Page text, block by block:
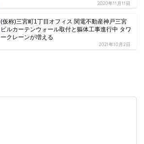
2020年11月11日
(仮称)三宮町1丁目オフィス 関電不動産神戸三宮
ビルカーテンウォール取付と軀体工事進行中 タワ
ークレーンが増える
2021年10月2日